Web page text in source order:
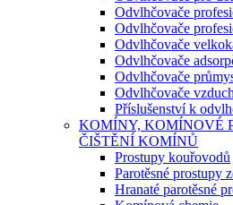
Odvlhčovače
Odvlhčovače
Odvlhčovače
Odvlhčovače
Odvlhčovače
Odvlhčovače
Příslušenství k
KOMÍNY, KOMÍNOVÉ
ČIŠTĚNÍ KOMÍNŮ
Prostupy kouřovodů
Parotěsné prostupy
Hranaté parotěsné